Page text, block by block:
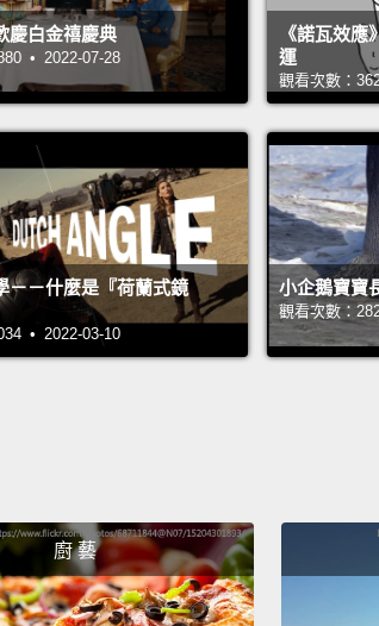
慶白金禧慶典
• 2022-07-28
《諾瓦效
運
觀看次數：
－－什麼是『荷蘭式鏡
• 2022-03-10
小企鵝寶寶
觀看次數：
廚 藝